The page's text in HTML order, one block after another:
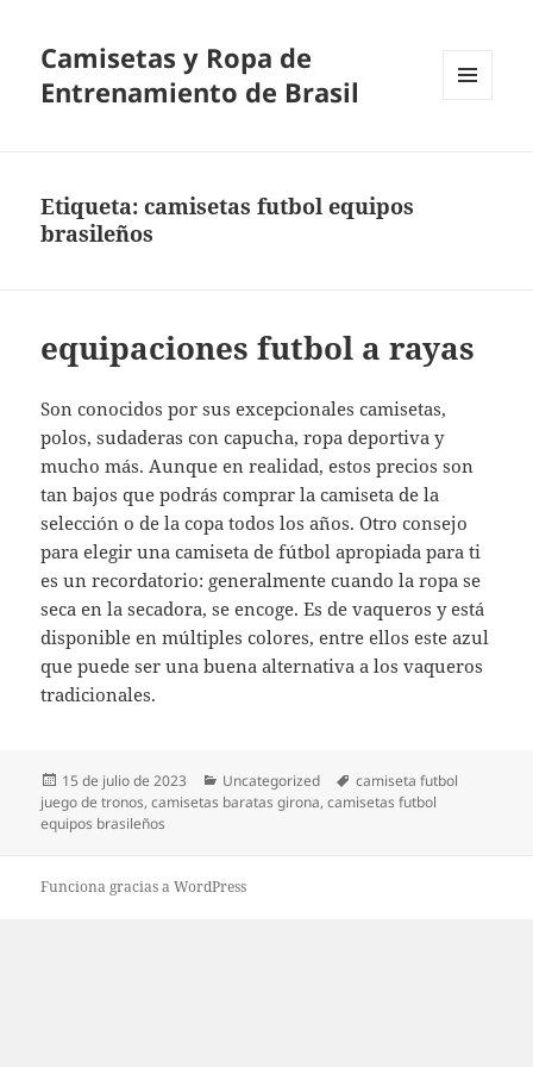
Camisetas y Ropa de
Entrenamiento de Brasil
Etiqueta:camisetas futbol equipos
brasileños
equipaciones futbol a rayas
Son conocidos por sus excepcionales camisetas,
polos, sudaderas con capucha, ropa deportiva y
mucho más. Aunque en realidad, estos precios son
tan bajos que podrás comprar la camiseta de la
selección o de la copa todos los años. Otro consejo
para elegir una camiseta de fútbol apropiada para ti
es un recordatorio: generalmente cuando la ropa se
seca en la secadora, se encoge. Es de vaqueros y está
disponible en múltiples colores, entre ellos este azul
que puede ser una buena alternativa a los vaqueros
tradicionales.
Publicado
el
15 de julio de 2023 Categorías
Uncategorized Etiquetas
camiseta futbol
juego de tronos,camisetas baratas girona,camisetas futbol
equipos brasileños
Funciona gracias a WordPress